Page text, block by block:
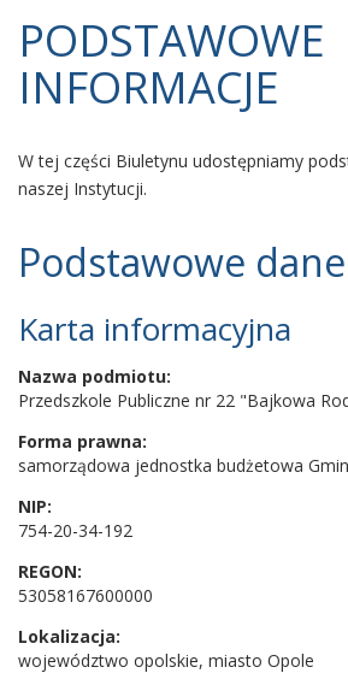
PODSTAWOWE
INFORMACJE
W tej części Biuletynu udostępniamy
naszej Instytucji.
Podstawowe dane
Karta informacyjna
Nazwa podmiotu:
Przedszkole Publiczne nr 22 "Bajkowa
Forma prawna:
samorządowa jednostka budżetowa
NIP:
754-20-34-192
REGON:
53058167600000
Lokalizacja:
województwo opolskie, miasto Opole